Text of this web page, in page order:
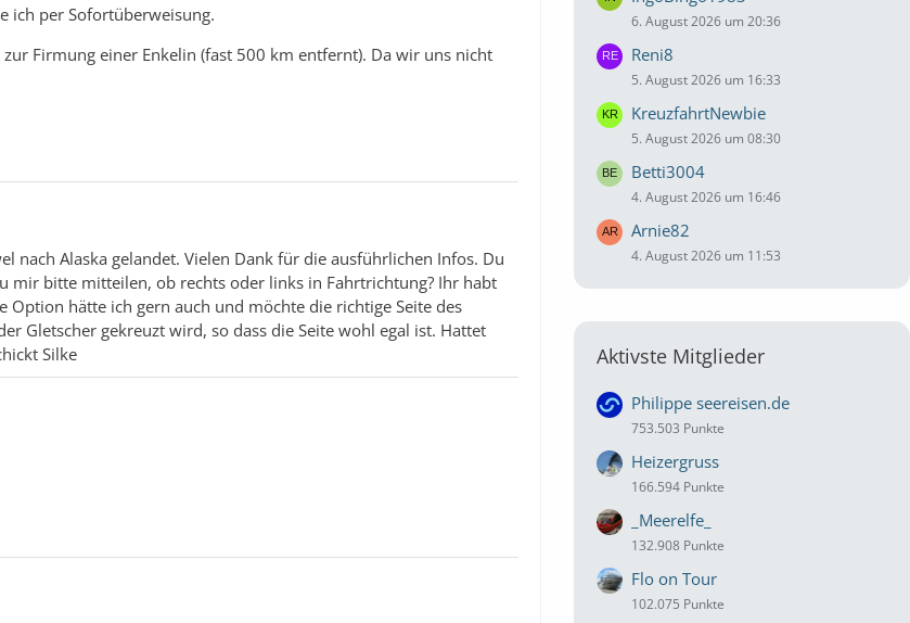
ich per Sofortüberweisung.
Firmung einer Enkelin (fast 500 km entfernt). Da wir uns nicht
nach Alaska gelandet. Vielen Dank für die ausführlichen Infos. Du
mir bitte mitteilen, ob rechts oder links in Fahrtrichtung? Ihr habt
hätte ich gern auch und möchte die richtige Seite des
Gletscher gekreuzt wird, so dass die Seite wohl egal ist. Hattet
Silke
6. August 2026 um 20:36
Reni8
5. August 2026 um 16:33
KreuzfahrtNewbie
5. August 2026 um 08:30
Betti3004
4. August 2026 um 16:46
Arnie82
4. August 2026 um 11:53
Aktivste Mitglieder
Philippe seereisen.de
753.503 Punkte
Heizergruss
166.594 Punkte
_Meerelfe_
132.908 Punkte
Flo on Tour
102.075 Punkte